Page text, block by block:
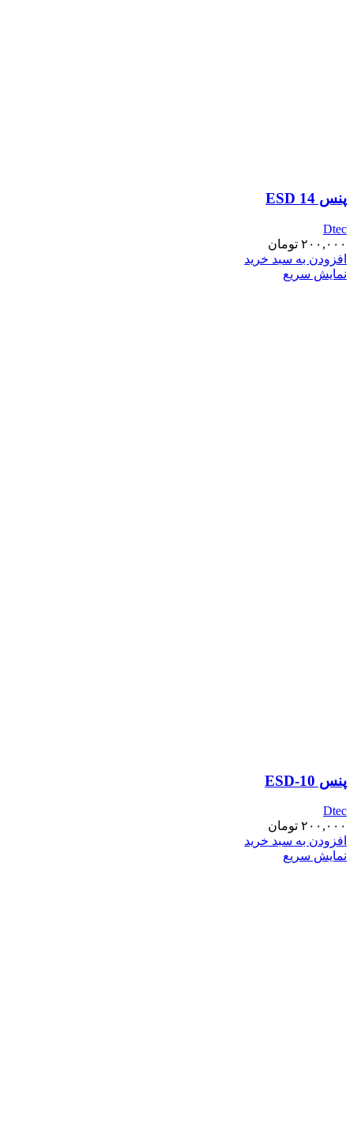
پنس ESD 14
Dtec
۲۰۰,۰۰۰ تومان
افزودن به سبد خرید
نمایش سریع
پنس ESD-10
Dtec
۲۰۰,۰۰۰ تومان
افزودن به سبد خرید
نمایش سریع